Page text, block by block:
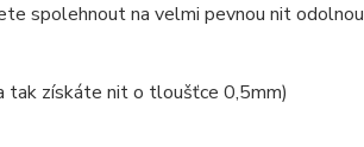
spolehnout na velmi pevnou nit odolnou
tak získáte nit o tloušťce 0,5mm)